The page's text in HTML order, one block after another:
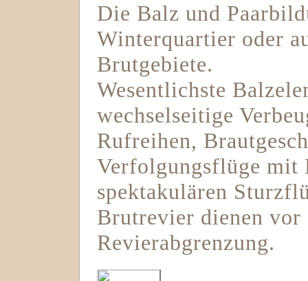
Die Balz und
Winterquartier oder
Brutgebiete.
Wesentlichste
wechselseitige
Rufreihen,
Verfolgungsflüge mit
spektakulären
Brutrevier dienen vor
Revierabgrenzung.